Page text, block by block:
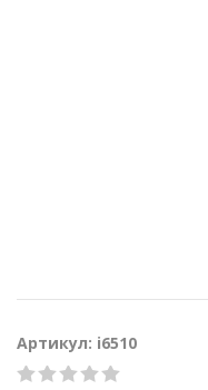
Артикул: i6510